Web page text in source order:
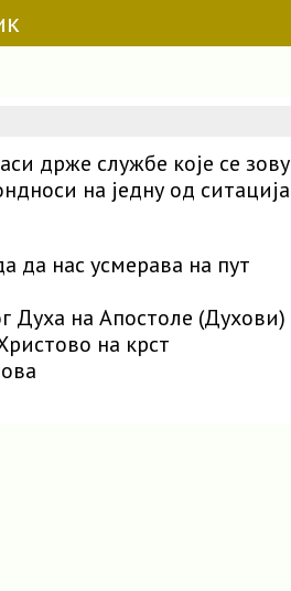
држе службе које се зову
на једну од ситација
да нас усмерава на пут
Духа на Апостоле (Духови)
на крст